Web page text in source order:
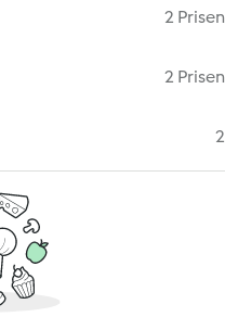
2 Prisen
2 Prisen
2